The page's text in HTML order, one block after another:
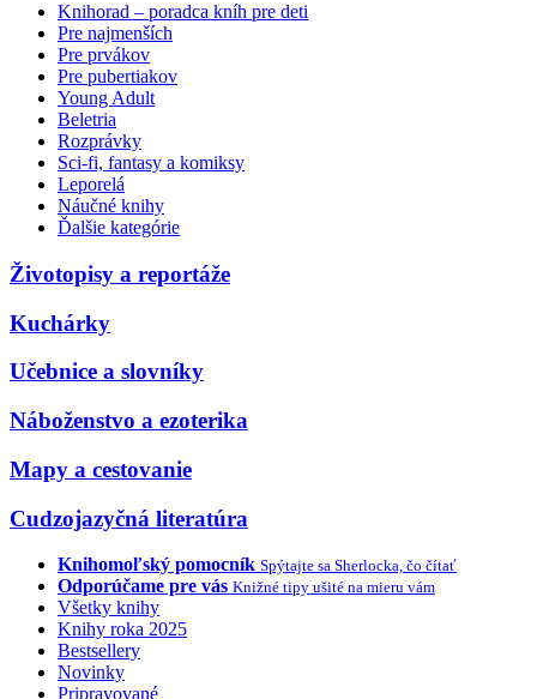
Knihorad – poradca kníh pre deti
Pre najmenších
Pre prvákov
Pre pubertiakov
Young Adult
Beletria
Rozprávky
Sci-fi, fantasy a komiksy
Leporelá
Náučné knihy
Ďalšie kategórie
Životopisy a reportáže
Kuchárky
Učebnice a slovníky
Náboženstvo a ezoterika
Mapy a cestovanie
Cudzojazyčná literatúra
Knihomoľský pomocník Spýtajte sa Sherlocka, čo čítať
Odporúčame pre vás Knižné tipy ušité na mieru vám
Všetky knihy
Knihy roka 2025
Bestsellery
Novinky
Pripravované